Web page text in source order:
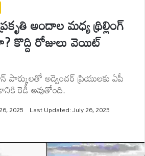
అందాల మధ్య థ్రిల్లింగ్
కొద్ది రోజులు వెయిట్
అడ్వెంచర్ ప్రియులకు ఏపీ
రెడీ అవుతోంది.
2025 Last Updated: July 26, 2025